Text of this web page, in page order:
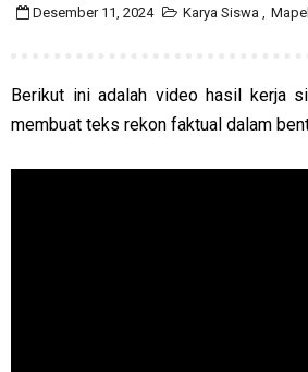
Desember 11, 2024 Karya Siswa ,
Berikut ini adalah video hasil kerja
membuat teks rekon faktual dalam